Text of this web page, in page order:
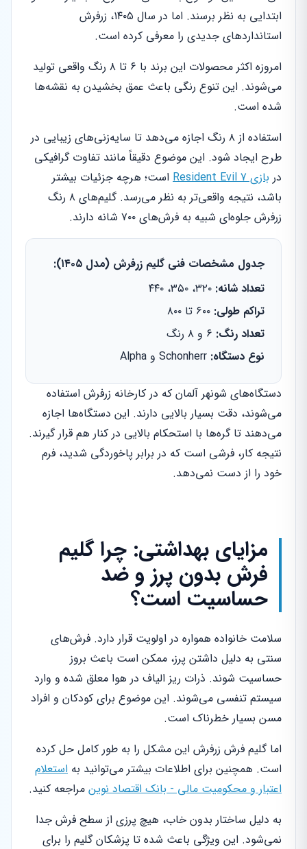
ابتدایی به نظر برسند. اما در سال ۱۴۰۵، زرفرش
استانداردهای جدیدی را معرفی کرده است.
امروزه اکثر محصولات این برند با ۶ تا ۸ رنگ واقعی تولید
می‌شوند. این تنوع رنگی باعث عمق بخشیدن به نقشه‌ها
شده است.
استفاده از ۸ رنگ اجازه می‌دهد تا سایه‌زنی‌های زیبایی در
طرح ایجاد شود. این موضوع دقیقاً مانند تفاوت گرافیکی
در بازی Resident Evil 7
است؛ هرچه جزئیات بیشتر
باشد، نتیجه واقعی‌تر به نظر می‌رسد. گلیم‌های ۸ رنگ
زرفرش جلوه‌ای شبیه به فرش‌های ۷۰۰ شانه دارند.
جدول مشخصات فنی گلیم زرفرش (مدل ۱۴۰۵):
تعداد شانه:
تراکم طولی:
تعداد رنگ:
نوع دستگاه:
دستگاه‌های شونهر آلمان که در کارخانه زرفرش استفاده
می‌شوند، دقت بسیار بالایی دارند. این دستگاه‌ها اجازه
می‌دهند تا گره‌ها با استحکام بالایی در کنار هم قرار گیرند.
نتیجه کار، فرشی است که در برابر پاخوردگی شدید، فرم
خود را از دست نمی‌دهد.
مزایای بهداشتی: چرا گلیم
فرش بدون پرز و ضد
حساسیت است؟
سلامت خانواده همواره در اولویت قرار دارد. فرش‌های
سنتی به دلیل داشتن پرز، ممکن است باعث بروز
حساسیت شوند. ذرات ریز الیاف در هوا معلق شده و وارد
سیستم تنفسی می‌شوند. این موضوع برای کودکان و افراد
مسن بسیار خطرناک است.
اما گلیم فرش زرفرش این مشکل را به طور کامل حل کرده
است. همچنین برای اطلاعات بیشتر می‌توانید به استعلام
اعتبار و محکومیت مالی - بانک اقتصاد نوین مراجعه کنید.
به دلیل ساختار بدون خاب، هیچ پرزی از سطح فرش جدا
نمی‌شود. این ویژگی باعث شده تا پزشکان گلیم را برای